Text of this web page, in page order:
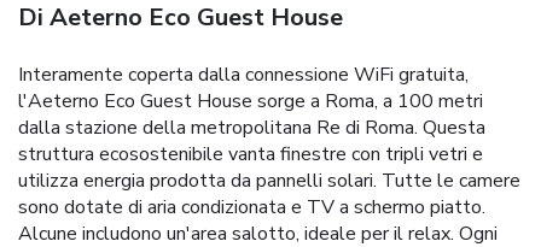
Di Aeterno Eco Guest House
Interamente coperta dalla connessione WiFi gratuita,
l'Aeterno Eco Guest House sorge a Roma, a 100 metri
dalla stazione della metropolitana Re di Roma. Questa
struttura ecosostenibile vanta finestre con tripli vetri e
utilizza energia prodotta da pannelli solari. Tutte le camere
sono dotate di aria condizionata e TV a schermo piatto.
Alcune includono un'area salotto, ideale per il relax. Ogni